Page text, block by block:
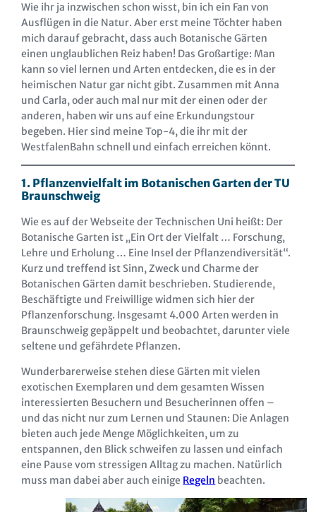
Wie ihr ja inzwischen schon wisst, bin ich ein Fan von
Ausflügen in die Natur. Aber erst meine Töchter haben
mich darauf gebracht, dass auch Botanische Gärten
einen unglaublichen Reiz haben! Das Großartige: Man
kann so viel lernen und Arten entdecken, die es in der
heimischen Natur gar nicht gibt. Zusammen mit Anna
und Carla, oder auch mal nur mit der einen oder der
anderen, haben wir uns auf eine Erkundungstour
begeben. Hier sind meine Top-4, die ihr mit der
WestfalenBahn schnell und einfach erreichen könnt.
1. Pflanzenvielfalt im Botanischen Garten der TU
Braunschweig
Wie es auf der Webseite der Technischen Uni heißt: Der
Botanische Garten ist „Ein Ort der Vielfalt … Forschung,
Lehre und Erholung … Eine Insel der Pflanzendiversität“.
Kurz und treffend ist Sinn, Zweck und Charme der
Botanischen Gärten damit beschrieben. Studierende,
Beschäftigte und Freiwillige widmen sich hier der
Pflanzenforschung. Insgesamt 4.000 Arten werden in
Braunschweig gepäppelt und beobachtet, darunter viele
seltene und gefährdete Pflanzen.
Wunderbarerweise stehen diese Gärten mit vielen
exotischen Exemplaren und dem gesamten Wissen
interessierten Besuchern und Besucherinnen offen –
und das nicht nur zum Lernen und Staunen: Die Anlagen
bieten auch jede Menge Möglichkeiten, um zu
entspannen, den Blick schweifen zu lassen und einfach
eine Pause vom stressigen Alltag zu machen. Natürlich
muss man dabei aber auch einige Regeln beachten.